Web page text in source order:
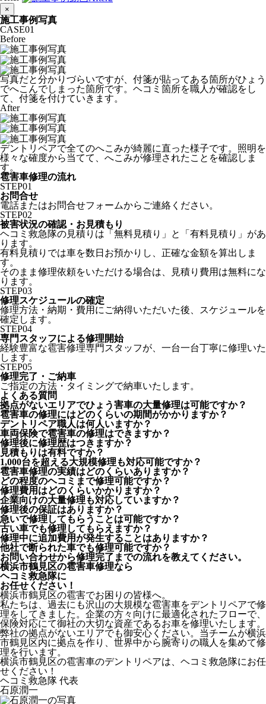
×
施工事例写真
CASE01
Before
写真だと分かりづらいですが、付箋が貼ってある箇所がひょう
でへこんでしまった箇所です。ヘコミ箇所を職人が確認をし
て、付箋を付けていきます。
After
デントリペアで全てのへこみが綺麗に直った様子です。照明を
様々な確度から当てて、へこみが修理されたことを確認しま
す。
雹害車修理の流れ
STEP01
お問合せ
電話またはお問合せフォームからご連絡ください。
STEP02
被害状況の確認・お見積もり
ヘコミ救急隊の見積りは「無料見積り」と「有料見積り」があ
ります。
有料見積りでは車を数日お預かりし、正確な金額を算出しま
す。
そのまま修理依頼をいただける場合は、見積り費用は無料にな
ります。
STEP03
修理スケジュールの確定
修理方法・納期・費用にご納得いただいた後、スケジュールを
確定します。
STEP04
専門スタッフによる修理開始
経験豊富な雹害修理専門スタッフが、一台一台丁寧に修理いた
します。
STEP05
修理完了・ご納車
ご指定の方法・タイミングで納車いたします。
よくある質問
拠点がないエリアでひょう害車の大量修理は可能ですか？
雹害車の修理にはどのくらいの期間がかかりますか？
デントリペア職人は何人いますか？
車両保険で雹害車の修理はできますか？
修理後に修理歴はつきますか？
見積もりは有料ですか？
1,000台を超える大規模修理も対応可能ですか？
雹害車修理の実績はどのくらいありますか？
どの程度のヘコミまで修理可能ですか？
修理費用はどのくらいかかりますか？
企業向けの大量修理も対応していますか？
修理後の保証はありますか？
急いで修理してもらうことは可能ですか？
古い車でも修理してもらえますか？
修理中に追加費用が発生することはありますか？
他社で断られた車でも修理可能ですか？
お問い合わせから修理完了までの流れを教えてください。
横浜市鶴見区の雹害車修理なら
ヘコミ救急隊に
お任せください！
横浜市鶴見区の雹害でお困りの皆様へ。
私たちは、過去にも沢山の大規模な雹害車をデントリペアで修
理をしてきました。企業の方々向けに最適化されたフローで、
保険対応にて御社の大切な資産であるお車を修理いたします。
弊社の拠点がないエリアでも御安心ください。当チームが横浜
市鶴見区内に拠点を作り、世界中から腕寄りの職人を集めて修
理を行います。
横浜市鶴見区の雹害車のデントリペアは、ヘコミ救急隊にお任
せください！
ヘコミ救急隊 代表
石原潤一